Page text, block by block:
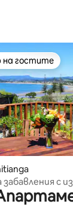
194 отзива
104 отзива
избор на
на гостите
с